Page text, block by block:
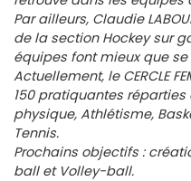
Par ailleurs, Claudie
de la section Hockey sur
équipes font mieux que
Actuellement, le CERCLE
150 pratiquantes
physique, Athlétisme,
Tennis.
Prochains objectifs :
ball et Volley-ball.